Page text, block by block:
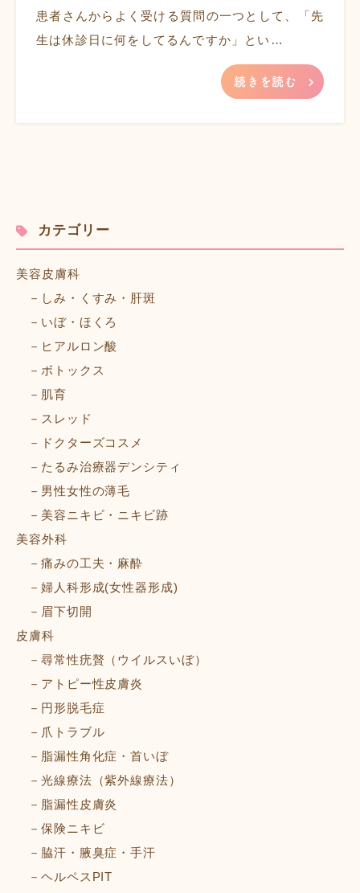
患者さんからよく受ける質問の一つとして、「先
生は休診日に何をしてるんですか」とい…
続きを読む
カテゴリー
美容皮膚科
しみ・くすみ・肝斑
いぼ・ほくろ
ヒアルロン酸
ボトックス
肌育
スレッド
ドクターズコスメ
たるみ治療器デンシティ
男性女性の薄毛
美容ニキビ・ニキビ跡
美容外科
痛みの工夫・麻酔
婦人科形成(女性器形成)
眉下切開
皮膚科
尋常性疣贅（ウイルスいぼ）
アトピー性皮膚炎
円形脱毛症
爪トラブル
脂漏性角化症・首いぼ
光線療法（紫外線療法）
脂漏性皮膚炎
保険ニキビ
脇汗・腋臭症・手汗
ヘルペスPIT